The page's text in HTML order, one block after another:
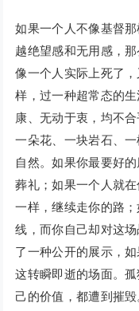
如果一个人不像基督
越绝望感和无用感，
像一个人实际上死了
样，过一种超常态的
康、无动于衷，均不
一朵花、一块岩石、
自然。如果你最要好
葬礼；如果一个人就
一样，继续走你的路
线，而你自己却对这
了一种公开的展示，
这转瞬即逝的场面。
己的价值，都遭到摧